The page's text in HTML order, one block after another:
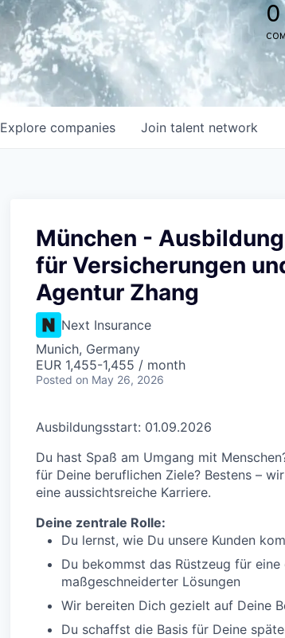
0
Explore companies Join talent network
München -
für Versicherungen
Agentur Zhang
Next Insurance
Munich, Germany
EUR 1,455-1,455 / month
Posted on May 26, 2026
Ausbildungsstart: 01.09.2026
Du hast Spaß am Umgang mit
für Deine beruflichen Ziele? Bestens –
eine aussichtsreiche Karriere.
Deine zentrale Rolle:
Du lernst, wie Du unsere Kunden
Du bekommst das Rüstzeug für
maßgeschneiderter Lösungen
Wir bereiten Dich gezielt auf Deine
Du schaffst die Basis für Deine